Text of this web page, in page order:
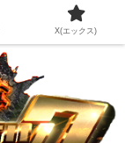
X(エックス)